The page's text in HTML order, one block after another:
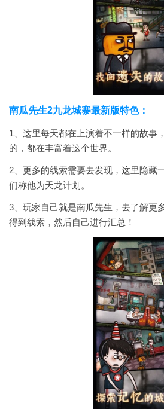
南瓜先生2九龙城寨最新版特色：
1、这里每天都在上演着不一样的故事
的，都在丰富着这个世界。
2、更多的线索需要去发现，这里隐藏
们称他为天龙计划。
3、玩家自己就是南瓜先生，去了解更
得到线索，然后自己进行汇总！